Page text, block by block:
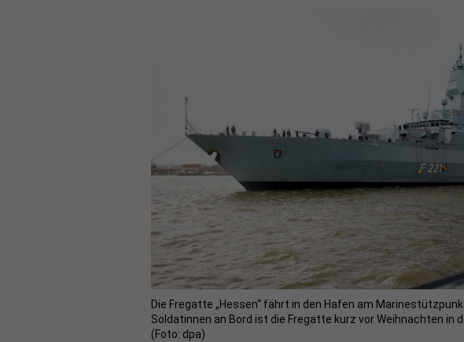
Die Fregatte „Hessen“ fährt in den Hafen am
Soldatinnen an Bord ist die Fregatte kurz vor Weihnachten in
(Foto: dpa)